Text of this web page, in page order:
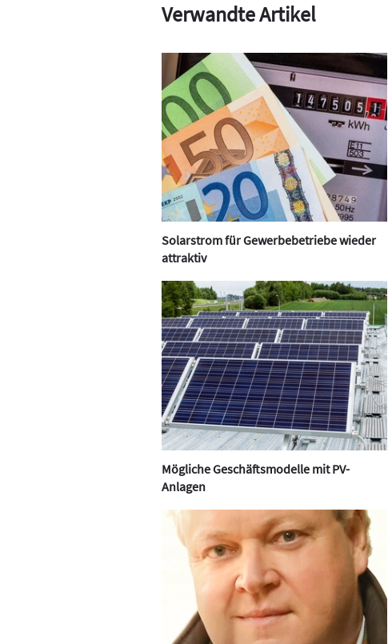
Verwandte Artikel
Solarstrom für Gewerbebetriebe wieder
attraktiv
Mögliche Geschäftsmodelle mit PV-
Anlagen